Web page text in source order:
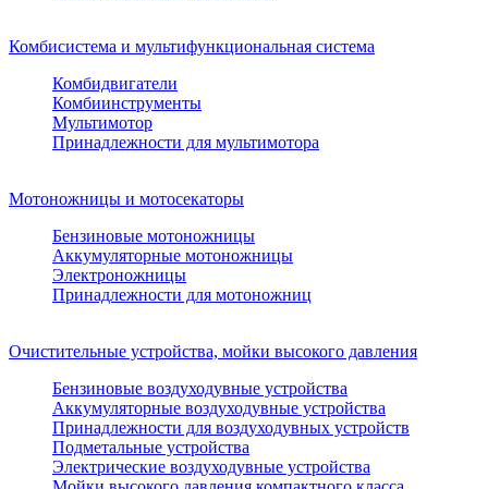
Комбисистема и мультифункциональная система
Комбидвигатели
Комбиинструменты
Мультимотор
Принадлежности для мультимотора
Мотоножницы и мотосекаторы
Бензиновые мотоножницы
Аккумуляторные мотоножницы
Электроножницы
Принадлежности для мотоножниц
Очистительные устройства, мойки высокого давления
Бензиновые воздуходувные устройства
Аккумуляторные воздуходувные устройства
Принадлежности для воздуходувных устройств
Подметальные устройства
Электрические воздуходувные устройства